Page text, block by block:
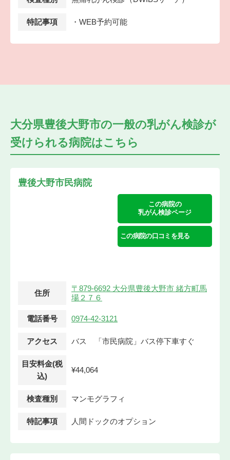
特記事項 ・WEB予約可能
大分県豊後大野市の一般の乳がん検診が
受けられる病院はこちら
豊後大野市民病院
この病院の
乳がん検診ページ
この病院の口コミを見る
住所
〒879-6692 大分県豊後大野市 緒方町馬
場２７６
電話番号 0974-42-3121
アクセス バス 「市民病院」バス停下車すぐ
目安料金(税
込)
¥44,064
検査種別 マンモグラフィ
特記事項 人間ドックのオプション